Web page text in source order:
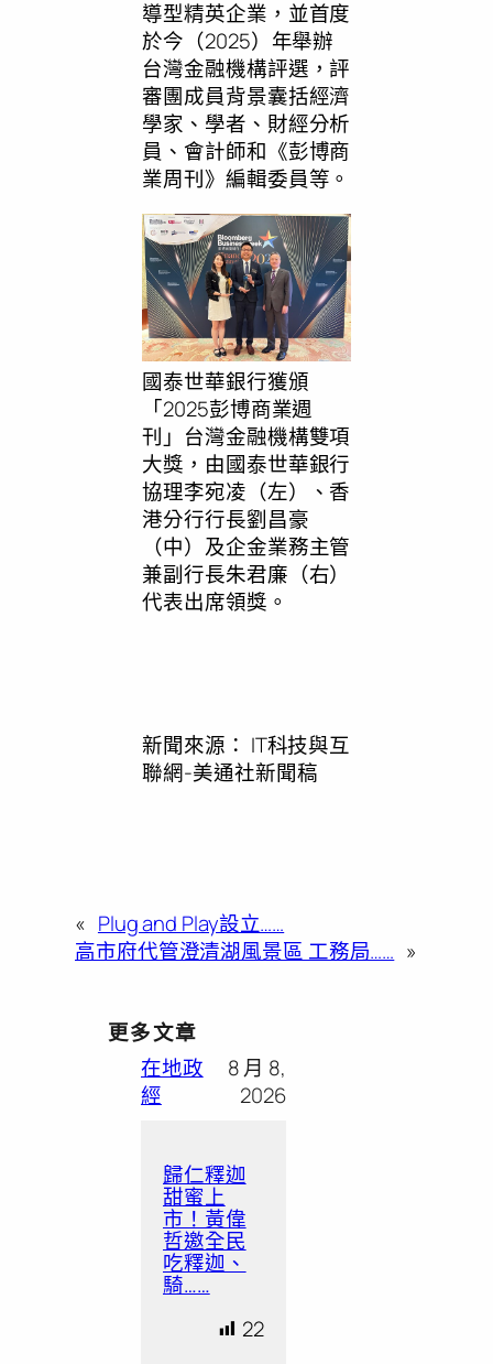
導型精英企業，並首度
於今（2025）年舉辦
台灣金融機構評選，評
審團成員背景囊括經濟
學家、學者、財經分析
員、會計師和《彭博商
業周刊》編輯委員等。
國泰世華銀行獲頒
「2025彭博商業週
刊」台灣金融機構雙項
大獎，由國泰世華銀行
協理李宛凌（左）、香
港分行行長劉昌豪
（中）及企金業務主管
兼副行長朱君廉（右）
代表出席領獎。
新聞來源： IT科技與互
聯網-美通社新聞稿
« Plug and Play設立……
高市府代管澄清湖風景區 工務局…… »
更多文章
在地政
經
8 月 8,
2026
歸仁釋迦
甜蜜上
市！黃偉
哲邀全民
吃釋迦、
騎……
22